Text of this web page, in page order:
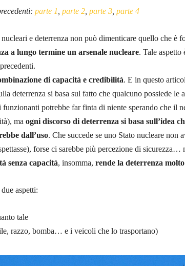
parte 1 parte 2 parte 3 parte 4
e deterrenza non può dimenticare quello che è
a lungo termine un arsenale nucleare. Tale
di capacità e credibilità. E in questo
deterrenza si basa sul fatto che qualcuno possiede
funzionanti potrebbe far finta di niente sperando che il
ma ogni discorso di deterrenza si basa sull’idea
dall’uso. Che succede se uno Stato nucleare non
forse ci sarebbe più percezione di
senza capacità, insomma, rende la deterrenza
aspetti:
tale
razzo, bomba… e i veicoli che lo trasportano)